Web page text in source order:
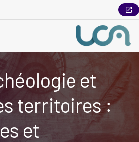
et
territoires :
et